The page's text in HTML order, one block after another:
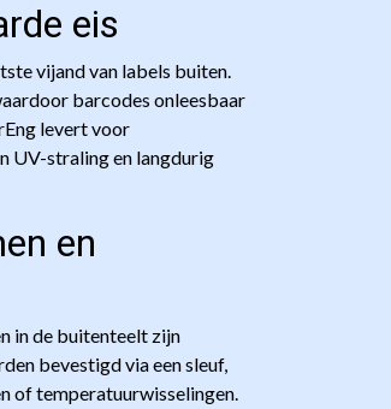
eis
vijand van labels buiten.
barcodes onleesbaar
levert voor
UV-straling en langdurig
en
in de buitenteelt zijn
bevestigd via een sleuf,
of temperatuurwisselingen.